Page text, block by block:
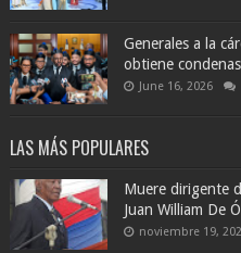
Generales a la
obtiene
June 16, 2026
LAS MÁS POPULARES
Muere dirigente
Juan William De
noviembre 19,